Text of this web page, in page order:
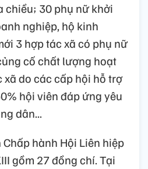
chiều; 30 phụ nữ khởi
nghiệp, hộ kinh
3 hợp tác xã có phụ nữ
cố chất lượng hoạt
do các cấp hội hỗ trợ
hội viên đáp ứng yêu
dân...
hành Hội Liên hiệp
gồm 27 đồng chí. Tại